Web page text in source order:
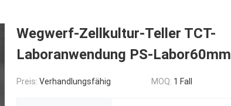
Wegwerf-Zellkultur-Teller TCT-
Laboranwendung PS-Labor60mm
Preis: Verhandlungsfähig MOQ: 1 Fall